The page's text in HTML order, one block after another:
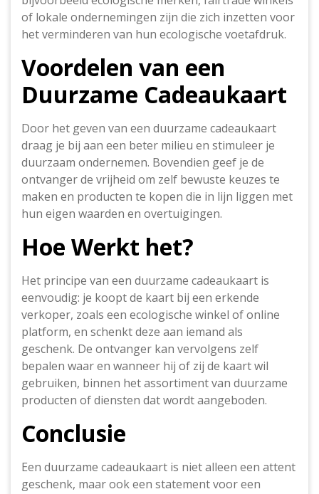
of lokale ondernemingen zijn die zich inzetten voor
het verminderen van hun ecologische voetafdruk.
Voordelen van een
Duurzame Cadeaukaart
Door het geven van een duurzame cadeaukaart
draag je bij aan een beter milieu en stimuleer je
duurzaam ondernemen. Bovendien geef je de
ontvanger de vrijheid om zelf bewuste keuzes te
maken en producten te kopen die in lijn liggen met
hun eigen waarden en overtuigingen.
Hoe Werkt het?
Het principe van een duurzame cadeaukaart is
eenvoudig: je koopt de kaart bij een erkende
verkoper, zoals een ecologische winkel of online
platform, en schenkt deze aan iemand als
geschenk. De ontvanger kan vervolgens zelf
bepalen waar en wanneer hij of zij de kaart wil
gebruiken, binnen het assortiment van duurzame
producten of diensten dat wordt aangeboden.
Conclusie
Een duurzame cadeaukaart is niet alleen een attent
geschenk, maar ook een statement voor een